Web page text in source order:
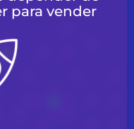
para vender